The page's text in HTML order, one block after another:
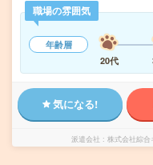
職場の雰囲気
年齢層
20代
気になる!
派遣会社 株式会社綜